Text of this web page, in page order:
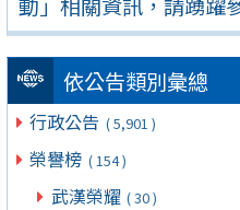
依公告類別彙總
行政公告 ( 5,901 )
榮譽榜 ( 154 )
武漢榮耀 ( 30 )